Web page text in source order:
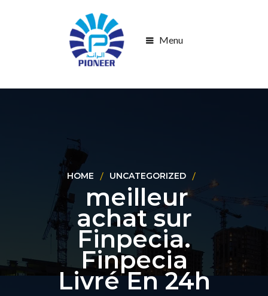
Menu
HOME UNCATEGORIZED
meilleur
achat sur
Finpecia.
Finpecia
Livré En 24h